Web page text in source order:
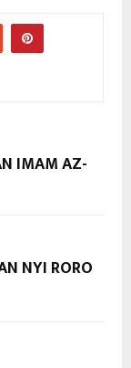
IMAM AZ-
NYI RORO